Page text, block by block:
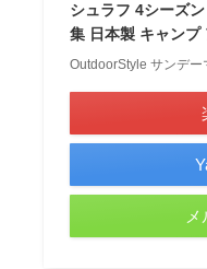
シュラフ 4シーズ
集 日本製 キャンプ
OutdoorStyle サンデー